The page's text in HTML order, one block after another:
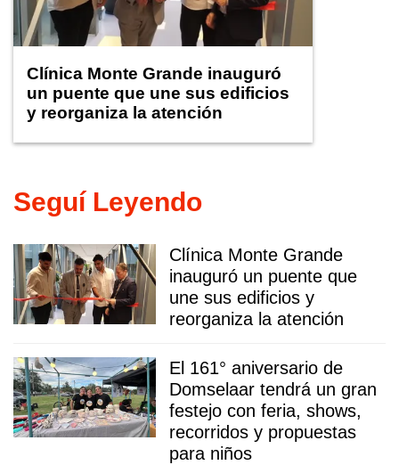
Clínica Monte Grande inauguró
un puente que une sus edificios
y reorganiza la atención
Seguí Leyendo
Clínica Monte Grande
inauguró un puente que
une sus edificios y
reorganiza la atención
El 161° aniversario de
Domselaar tendrá un gran
festejo con feria, shows,
recorridos y propuestas
para niños